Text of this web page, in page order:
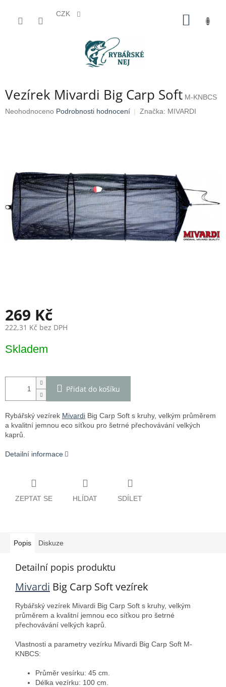
CZK
o
s
t
n
Vezírek Mivardi Big Carp Soft M-KNBCS
Průměrné
hvězdiček.
Neohodnoceno Podrobnosti hodnocení Značka: MIVARDI
269 Kč
222,31 Kč bez DPH
cena:
Skladem
Přidat do košíku
Rybářský vezírek Mivardi Big Carp Soft s kruhy, velkým průměrem
a kvalitní jemnou eco síťkou pro šetrné přechovávání velkých
kaprů.
Detailní informace
ZEPTAT SE HLÍDAT SDÍLET
Popis Diskuze
Detailní popis produktu
Mivardi Big Carp Soft vezírek
Rybářský vezírek Mivardi Big Carp Soft s kruhy, velkým
průměrem a kvalitní jemnou eco síťkou pro šetrné
přechovávání velkých kaprů.
Vlastnosti a parametry vezírku Mivardi Big Carp Soft M-
KNBCS:
Průměr vesírku: 45 cm.
Délka vezírku: 100 cm.